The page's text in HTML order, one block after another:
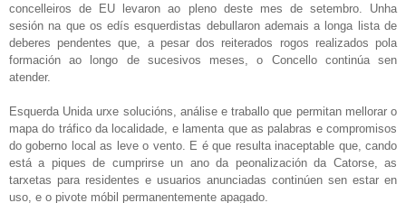
concelleiros de EU levaron ao pleno deste mes de setembro. Unha
sesión na que os edís esquerdistas debullaron ademais a longa lista de
deberes pendentes que, a pesar dos reiterados rogos realizados pola
formación ao longo de sucesivos meses, o Concello continúa sen
atender.
Esquerda Unida urxe solucións, análise e traballo que permitan mellorar o
mapa do tráfico da localidade, e lamenta que as palabras e compromisos
do goberno local as leve o vento. E é que resulta inaceptable que, cando
está a piques de cumprirse un ano da peonalización da Catorse, as
tarxetas para residentes e usuarios anunciadas continúen sen estar en
uso, e o pivote móbil permanentemente apagado.